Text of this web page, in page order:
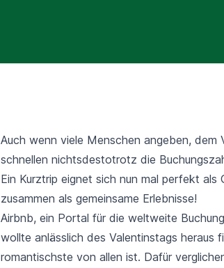
Auch wenn viele Menschen angeben,
schnellen nichtsdestotrotz die
Ein Kurztrip eignet sich nun mal perfekt
zusammen als gemeinsame Erlebnisse!
Airbnb, ein Portal für die weltweite
wollte anlässlich des Valentinstags heraus
romantischste von allen ist. Dafür